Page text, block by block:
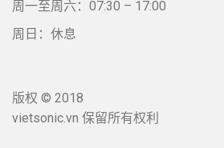
周一至周六：07:30 – 17:00
周日：休息
版权 © 2018
vietsonic.vn 保留所有权利